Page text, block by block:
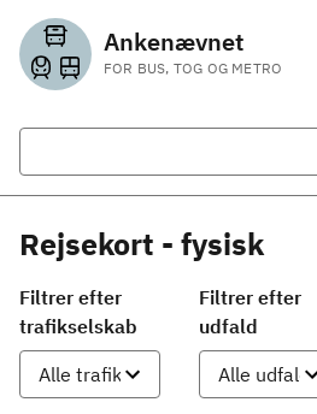
Ankenævnet
FOR BUS, TOG OG METRO
Rejsekort - fysisk
Filtrer efter
trafikselskab
Filtrer efter
udfald